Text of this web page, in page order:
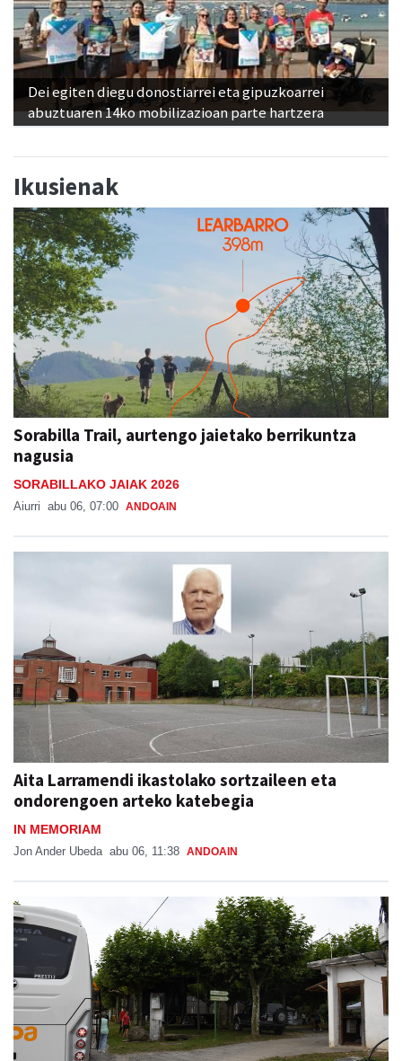
Dei egiten diegu donostiarrei eta gipuzkoarrei
abuztuaren 14ko mobilizazioan parte hartzera
Ikusienak
Sorabilla Trail, aurtengo jaietako berrikuntza
nagusia
SORABILLAKO JAIAK 2026
Aiurri abu 06, 07:00 ANDOAIN
Aita Larramendi ikastolako sortzaileen eta
ondorengoen arteko katebegia
IN MEMORIAM
Jon Ander Ubeda abu 06, 11:38 ANDOAIN